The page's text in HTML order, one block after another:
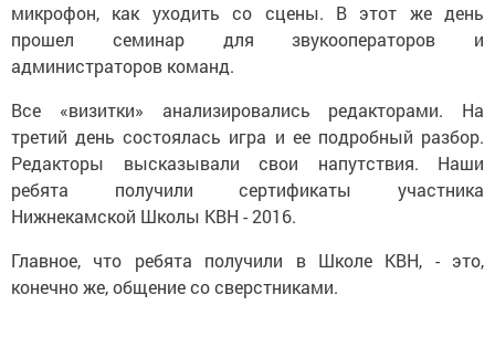
микрофон, как уходить со сцены. В этот же день
прошел семинар для звукооператоров и
администраторов команд.
Все «визитки» анализировались редакторами. На
третий день состоялась игра и ее подробный разбор.
Редакторы высказывали свои напутствия. Наши
ребята получили сертификаты участника
Нижнекамской Школы КВН - 2016.
Главное, что ребята получили в Школе КВН, - это,
конечно же, общение со сверстниками.